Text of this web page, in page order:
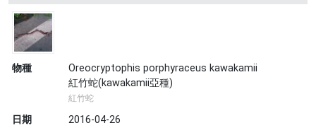
物種
Oreocryptophis porphyraceus kawakamii
紅竹蛇(kawakamii亞種)
紅竹蛇
日期
2016-04-26